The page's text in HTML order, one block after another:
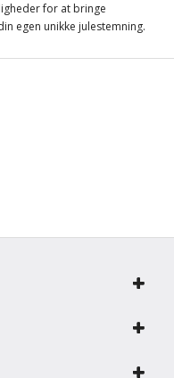
for at bringe
egen unikke julestemning.